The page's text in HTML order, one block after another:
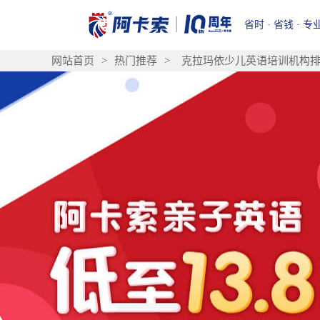
省时 · 省钱 · 专
网站首页 > 热门推荐 > 克拉玛依少儿英语培训机构